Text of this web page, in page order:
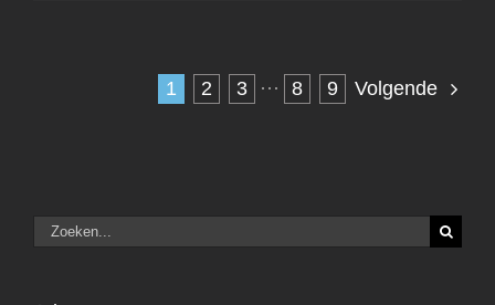
1 2 3 ··· 8 9 Volgende
Zoeken
naar: